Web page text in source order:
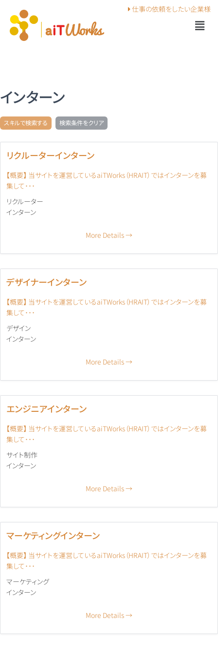
インターン
仕事の依頼をしたい企業様
スキルで検索する 検索条件をクリア
リクルーターインターン
【概要】 当サイトを運営しているaiTWorks（HRAIT）ではインターンを募
集して･･･
リクルーター
インターン
More Details
デザイナーインターン
【概要】 当サイトを運営しているaiTWorks（HRAIT）ではインターンを募
集して･･･
デザイン
インターン
More Details
エンジニアインターン
【概要】 当サイトを運営しているaiTWorks（HRAIT）ではインターンを募
集して･･･
サイト制作
インターン
More Details
マーケティングインターン
【概要】 当サイトを運営しているaiTWorks（HRAIT）ではインターンを募
集して･･･
マーケティング
インターン
More Details